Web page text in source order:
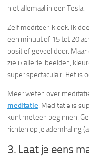
niet allemaal in een Tesla.
Zelf mediteer ik ook. Ik
een minuut of 15 tot 20
positief gevoel door. Maar
zie ik allerlei beelden,
super spectaculair. Het is
Meer weten over
meditatie. Meditatie is
kunt meteen beginnen.
richten op je ademhaling
3. Laat je eens